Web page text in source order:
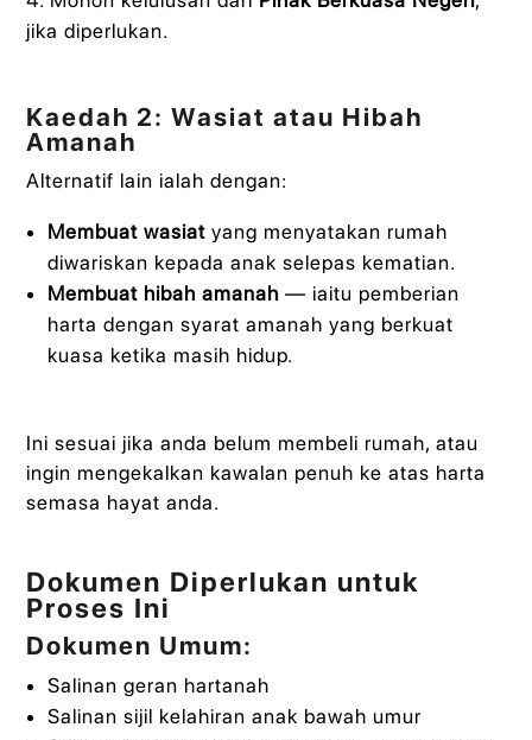
jika diperlukan.
Kaedah 2: Wasiat atau Hibah
Amanah
Alternatif lain ialah dengan:
Membuat wasiatyang menyatakan rumah
diwariskan kepada anak selepas kematian.
Membuat hibah amanah — iaitu pemberian
harta dengan syarat amanah yang berkuat
kuasa ketika masih hidup.
Ini sesuai jika anda belum membeli rumah, atau
ingin mengekalkan kawalan penuh ke atas harta
semasa hayat anda.
Dokumen Diperlukan untuk
Proses Ini
Dokumen Umum:
Salinan geran hartanah
Salinan sijil kelahiran anak bawah umur